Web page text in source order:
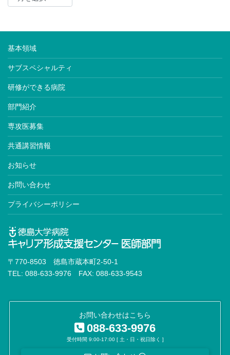
基本領域
サブスペシャルティ
研修ができる病院
部門紹介
専攻医募集
共通講習情報
お知らせ
お問い合わせ
プライバシーポリシー
〒770-8503 徳島市蔵本町2-50-1
TEL: 088-633-9976 FAX: 088-633-9543
お問い合わせはこちら
088-633-9976
受付時間 9:00-17:00 [ 土・日・祝日除く ]